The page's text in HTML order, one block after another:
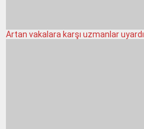
Artan vakalara karşı uzmanlar uyardı